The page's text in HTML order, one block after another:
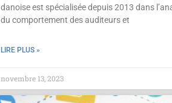
danoise est spécialisée depuis 2013 dans
du comportement des auditeurs et
LIRE PLUS »
novembre 13, 2023